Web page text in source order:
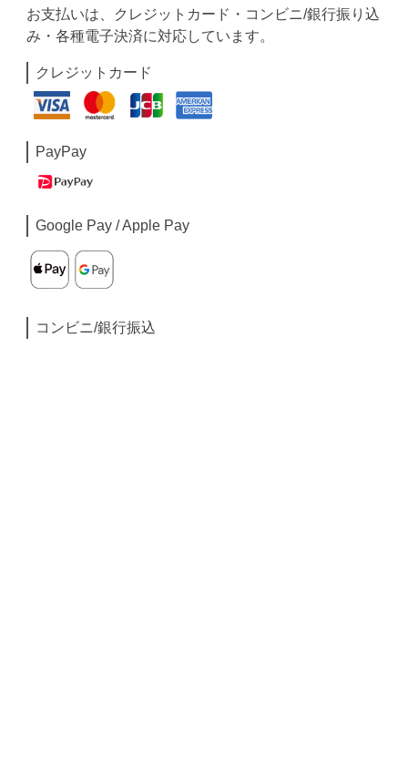
お支払いは、クレジットカード・コンビニ/銀行振り込
み・各種電子決済に対応しています。
クレジットカード
PayPay
Google Pay / Apple Pay
コンビニ/銀行振込